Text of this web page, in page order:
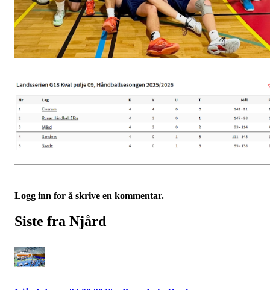
Logg inn for å skrive en kommentar.
Siste fra Njård